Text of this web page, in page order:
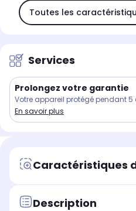
Toutes les
Services
Prolongez votre garantie
Votre appareil protégé pendant 5
En savoir plus
Caractéristiques
Description